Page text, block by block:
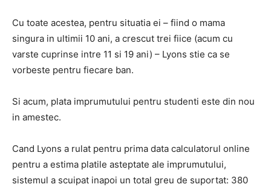
Cu toate acestea, pentru situatia ei – fiind o mama
singura in ultimii 10 ani, a crescut trei fiice (acum cu
varste cuprinse intre 11 si 19 ani) – Lyons stie ca se
vorbeste pentru fiecare ban.
Si acum, plata imprumutului pentru studenti este din nou
in amestec.
Cand Lyons a rulat pentru prima data calculatorul online
pentru a estima platile asteptate ale imprumutului,
sistemul a scuipat inapoi un total greu de suportat: 380